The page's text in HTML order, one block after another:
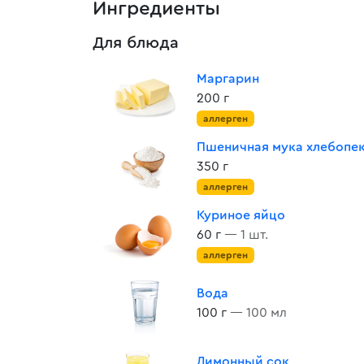
Ингредиенты
Для блюда
Маргарин
200 г
аллерген
Пшеничная мука
350 г
аллерген
Куриное яйцо
60 г — 1 шт.
аллерген
Вода
100 г — 100 мл